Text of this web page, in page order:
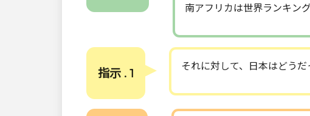
南アフリカは世界ランキン
指示 . 1 それに対して、日本はどう